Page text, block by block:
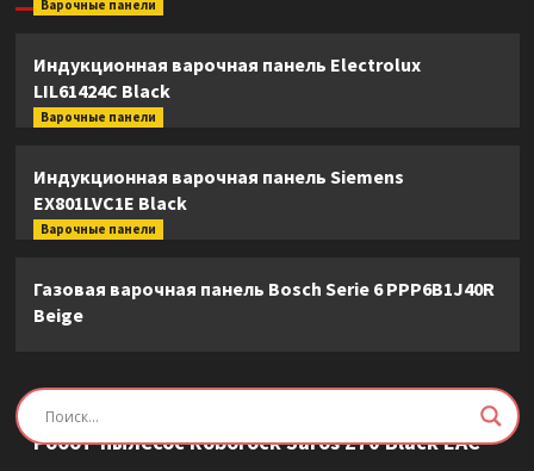
Варочные панели
Индукционная варочная панель Electrolux
LIL61424C Black
Варочные панели
Индукционная варочная панель Siemens
EX801LVC1E Black
Варочные панели
Газовая варочная панель Bosch Serie 6 PPP6B1J40R
Beige
Пылесосы
Робот-пылесос Roborock Saros Z70 Black EAC